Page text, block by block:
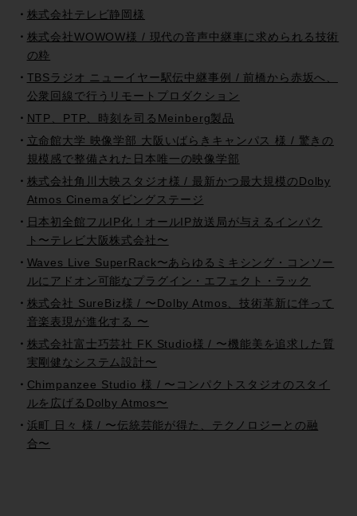
株式会社テレビ静岡様
株式会社WOWOW様 / 現代の音声中継車に求められる技術
の粋
TBSラジオ ニューイヤー駅伝中継事例 / 前橋から赤坂へ、
公衆回線で行うリモートプロダクション
NTP、PTP、時刻を司るMeinberg製品
立命館大学 映像学部 大阪いばらきキャンパス 様 / 驚きの
規模感で整備された日本唯一の映像学部
株式会社角川大映スタジオ様 / 最新かつ最大規模のDolby
Atmos Cinemaダビングステージ
日本初全館フルIP化！オールIP放送局が与えるインパク
ト〜テレビ大阪株式会社〜
Waves Live SuperRack〜あらゆるミキシング・コンソー
ルにアドオン可能なプラグイン・エフェクト・ラック
株式会社 SureBiz様 / 〜Dolby Atmos、技術革新に伴って
音楽表現が進化する 〜
株式会社富士巧芸社 FK Studio様 / 〜機能美を追求した質
実剛健なシステム設計〜
Chimpanzee Studio 様 / 〜コンパクトスタジオのスタイ
ルを広げるDolby Atmos〜
浜町 日々 様 / 〜伝統芸能が得た、テクノロジーとの融
合〜